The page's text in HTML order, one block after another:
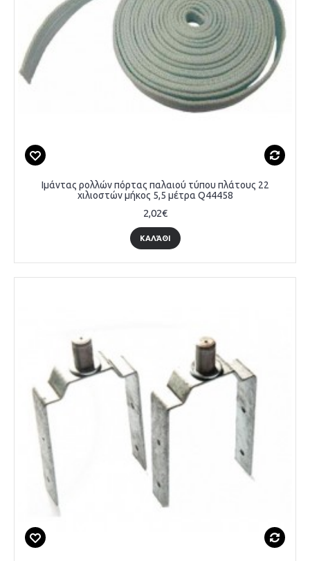
Ιμάντας ρολλών πόρτας παλαιού τύπου πλάτους 22
χιλιοστών μήκος 5,5 μέτρα Q44458
2,02€
ΚΑΛΆΘΙ